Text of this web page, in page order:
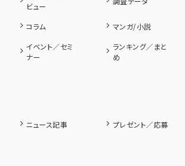
ビュー
コラム
マンガ/小説
イベント／セミ
ナー
ランキング／まと
め
ニュース記事
プレゼント／応募